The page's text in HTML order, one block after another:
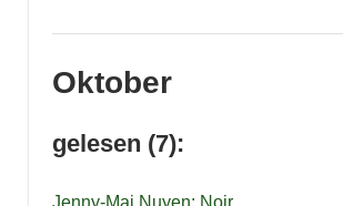
Oktober
gelesen (7):